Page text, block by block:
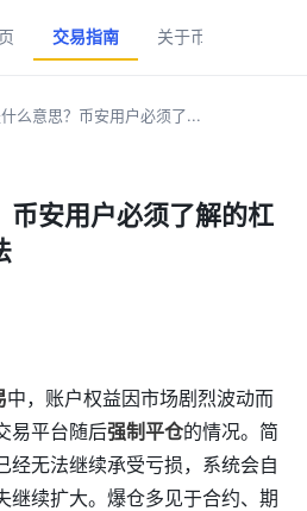
交易指南 关于币安
么意思？币安用户必须了...
币安用户必须了解的杠
中，账户权益因市场剧烈波动而
易平台随后强制平仓的情况。简
经无法继续承受亏损，系统会自
继续扩大。爆仓多见于合约、期